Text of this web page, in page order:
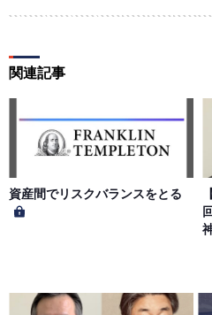
用によって生じた損害の責任
第５条（著作権）
本サイトに掲載された情報、
社もしくは著作物の著作者ま
とします。会員は、当社著作
送信、譲渡、翻案および翻訳
侵害する行為を行ってはならな
第６条（サービス内容の停止
サイトのサービス内容を変更す
関連記事
資産間でリスクバランスをとる